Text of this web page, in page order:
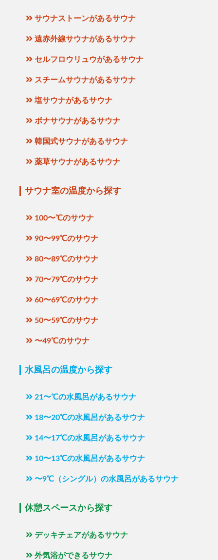
サウナストーンがあるサウナ
遠赤外線サウナがあるサウナ
セルフロウリュウがあるサウナ
スチームサウナがあるサウナ
塩サウナがあるサウナ
ボナサウナがあるサウナ
韓国式サウナがあるサウナ
薬草サウナがあるサウナ
サウナ室の温度から探す
100〜℃のサウナ
90〜99℃のサウナ
80〜89℃のサウナ
70〜79℃のサウナ
60〜69℃のサウナ
50〜59℃のサウナ
〜49℃のサウナ
水風呂の温度から探す
21〜℃の水風呂があるサウナ
18〜20℃の水風呂があるサウナ
14〜17℃の水風呂があるサウナ
10〜13℃の水風呂があるサウナ
〜9℃（シングル）の水風呂があるサウナ
休憩スペースから探す
デッキチェアがあるサウナ
外気浴ができるサウナ